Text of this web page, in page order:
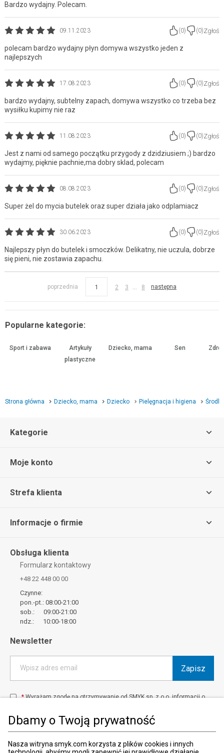
Dbamy o Twoją prywatność
Nasza witryna smyk.com korzysta z plików cookies i innych
Bardzo wydajny. Polecam.
09.11.2023 (0) (0)Zgłoś
polecam bardzo wydajny płyn domywa wszystko jeden z
najlepszych
17.08.2023 (0) (0)Zgłoś
bardzo wydajny, subtelny zapach, domywa wszystko co trzeba bez
wysiłku kupimy nie raz
11.08.2023 (0) (0)Zgłoś
Jest z nami od samego początku przygody z dzidziusiem ;) bardzo
wydajmy, pięknie pachnie,ma dobry sklad, polecam
08.08.2023 (0) (0)Zgłoś
Super żel do mycia butelek oraz super działa jako odplamiacz
30.06.2023 (0) (0)Zgłoś
Najlepszy płyn do butelek i smoczków. Delikatny, nie uczula, dobrze
się pieni, nie zostawia zapachu.
poprzednia 1 2 3 ... 8 następna
Popularne kategorie:
Sport i zabawa
Artykuły
plastyczne
Dziecko, mama Sen
Strona główna Dziecko, mama Dziecko Pielęgnacja i higiena
Kategorie
Moje konto
Strefa klienta
Informacje o firmie
Obsługa klienta
Formularz kontaktowy
+48 22 448 00 00
Czynne:
pon.-pt.: 08:00-21:00
sob.: 09:00-21:00
ndz.: 10:00-18:00
Newsletter
Wpisz adres email Zapisz
*Wyrażam zgodę na otrzymywanie od SMYK sp. z o.o. informacji o
elektronicznej (e-mail).
W każdej chwili możesz z łatwością cofnąć wyrażone zgody.